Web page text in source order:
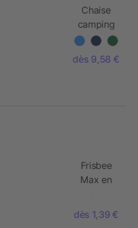
Chaise
camping
dès 9,58 €
Frisbee
Max en
pour chien
dès 1,39 €